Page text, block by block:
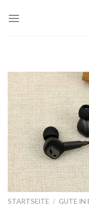
Inhalt
STARTSEITE / GUTE IN